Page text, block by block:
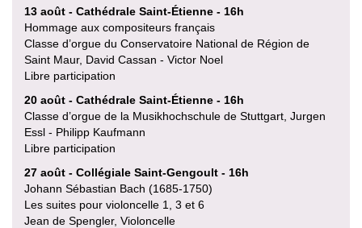
13 août - Cathédrale Saint-Étienne - 16h
Hommage aux compositeurs français
Classe d’orgue du Conservatoire National de Région de
Saint Maur, David Cassan - Victor Noel
Libre participation
20 août - Cathédrale Saint-Étienne - 16h
Classe d’orgue de la Musikhochschule de Stuttgart, Jurgen
Essl - Philipp Kaufmann
Libre participation
27 août - Collégiale Saint-Gengoult - 16h
Johann Sébastian Bach (1685-1750)
Les suites pour violoncelle 1, 3 et 6
Jean de Spengler, Violoncelle